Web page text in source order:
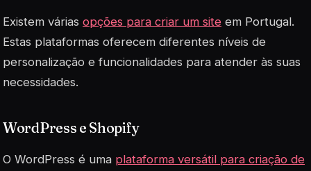
Existem várias opções para criar um site em Portugal.
Estas plataformas oferecem diferentes níveis de
personalização e funcionalidades para atender às suas
necessidades.
WordPress e Shopify
O WordPress é uma plataforma versátil para criação de